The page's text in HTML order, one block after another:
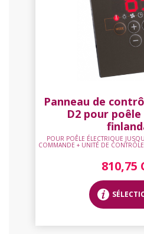
Panneau de
D2 pour
POUR POÊLE ÉLECTRIQUE
COMMANDE + UNITÉ DE
810,75